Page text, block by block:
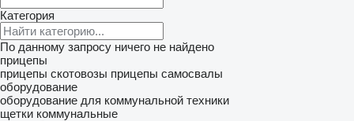
Категория
По данному запросу ничего не найдено
прицепы
прицепы скотовозы прицепы самосвалы
оборудование
оборудование для коммунальной техники
щетки коммунальные